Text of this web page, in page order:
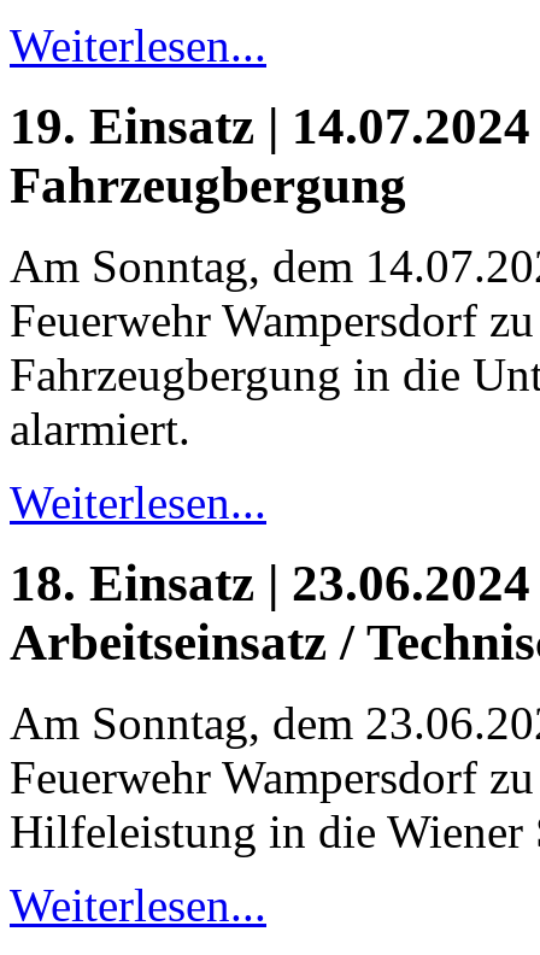
Weiterlesen...
19. Einsatz |
Fahrzeugbergung
Am Sonntag, dem
Feuerwehr Wampersdorf
Fahrzeugbergung in die
alarmiert.
Weiterlesen...
18. Einsatz |
Arbeitseinsatz /
Am Sonntag, dem
Feuerwehr Wampersdorf
Hilfeleistung in die Wiener
Weiterlesen...